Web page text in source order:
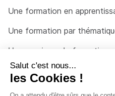
Une formation en
Une formation par
Un organisme de formation
Un conseiller
Une solution pour raccrocher